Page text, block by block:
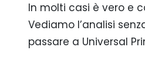
In molti casi è vero e
Vediamo l’analisi
passare a Universal